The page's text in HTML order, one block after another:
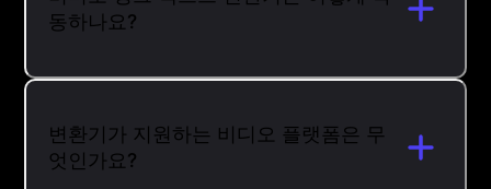
동하나요?
변환기가 지원하는 비디오 플랫폼은 무
엇인가요?